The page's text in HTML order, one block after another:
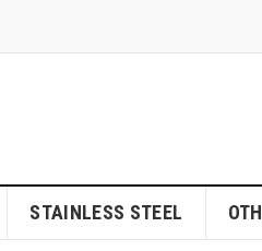
STAINLESS STEEL